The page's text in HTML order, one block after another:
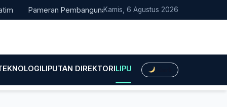
Pameran Pembangunan NTT Didorong Naik Kelas, DPRD
Kamis, 6 Agustus 2026
LIPUTAN DIREKTORILIPUTAN HUKUMLIPUTAN